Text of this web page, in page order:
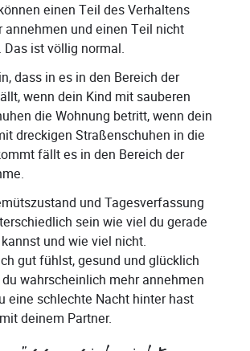
einen Teil des Verhaltens
annehmen und einen Teil nicht
Das ist völlig normal.
dass in es in den Bereich der
wenn dein Kind mit sauberen
die Wohnung betritt, wenn dein
dreckigen Straßenschuhen in die
fällt es in den Bereich der
und Tagesverfassung
sein wie viel du gerade
und wie viel nicht.
gut fühlst, gesund und glücklich
wahrscheinlich mehr annehmen
eine schlechte Nacht hinter hast
deinem Partner.